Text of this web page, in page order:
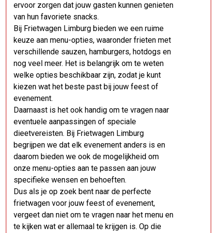
ervoor zorgen dat jouw gasten kunnen genieten
van hun favoriete snacks.
Bij Frietwagen Limburg bieden we een ruime
keuze aan menu-opties, waaronder frieten met
verschillende sauzen, hamburgers, hotdogs en
nog veel meer. Het is belangrijk om te weten
welke opties beschikbaar zijn, zodat je kunt
kiezen wat het beste past bij jouw feest of
evenement.
Daarnaast is het ook handig om te vragen naar
eventuele aanpassingen of speciale
dieetvereisten. Bij Frietwagen Limburg
begrijpen we dat elk evenement anders is en
daarom bieden we ook de mogelijkheid om
onze menu-opties aan te passen aan jouw
specifieke wensen en behoeften.
Dus als je op zoek bent naar de perfecte
frietwagen voor jouw feest of evenement,
vergeet dan niet om te vragen naar het menu en
te kijken wat er allemaal te krijgen is. Op die